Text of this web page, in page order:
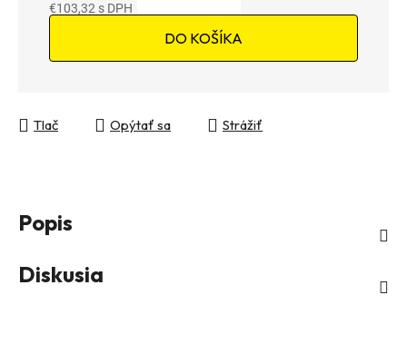
€103,32
DO KOŠÍKA
Tlač Opýtať sa Strážiť
Popis
Diskusia